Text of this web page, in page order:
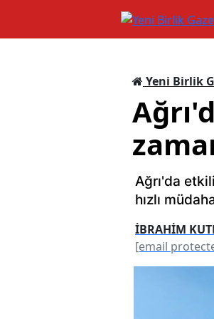
Yeni Birlik
Ağrı'da
hızlı
İBRAHİM
[email